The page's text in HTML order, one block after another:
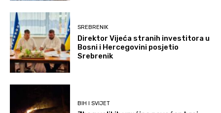
SREBRENIK
Direktor Vijeća stranih investitora u
Bosni i Hercegovini posjetio
Srebrenik
BIH I SVIJET